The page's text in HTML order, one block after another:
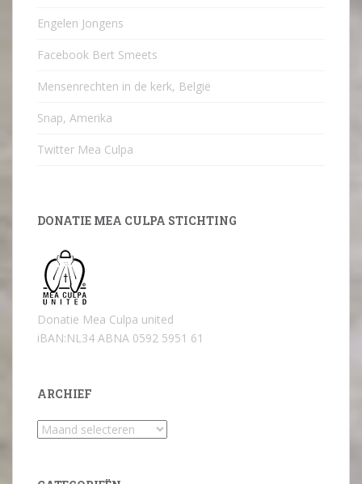
Engelen Jongens
Facebook Bert Smeets
Mensenrechten in de kerk, België
Snap, Amerika
Twitter Mea Culpa
DONATIE MEA CULPA STICHTING
Donatie Mea Culpa united
iBAN:NL34 ABNA 0592 5951 61
ARCHIEF
Archief